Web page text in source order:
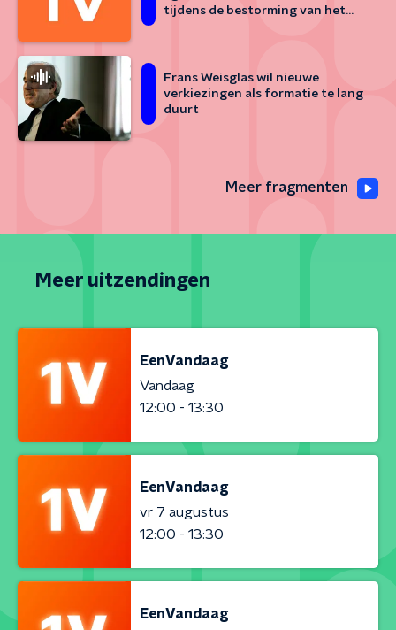
tijdens de bestorming van het
Frans Weisglas wil nieuwe
verkiezingen als formatie te lang
duurt
Meer fragmenten
Meer uitzendingen
EenVandaag
Vandaag
12:00 - 13:30
EenVandaag
vr 7 augustus
12:00 - 13:30
EenVandaag